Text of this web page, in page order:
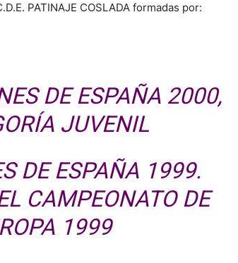
PATINAJE COSLADA formadas por:
DE ESPAÑA 2000,
JUVENIL
DE ESPAÑA 1999.
CAMPEONATO DE
1999